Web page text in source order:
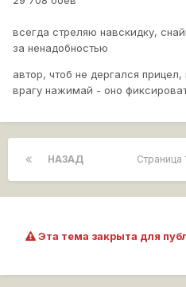
всегда стреляю навскидку,
за ненадобностью
автор, чтоб не дергался
врагу нажимай - оно
НАЗАД Страница
Эта тема закрыта для